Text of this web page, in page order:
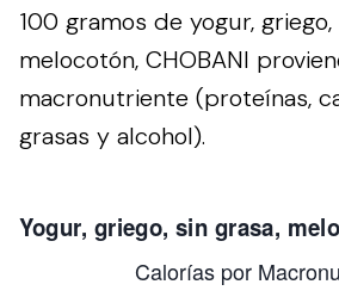
100 gramos de yogur, griego,
melocotón, CHOBANI
macronutriente (proteínas,
grasas y alcohol).